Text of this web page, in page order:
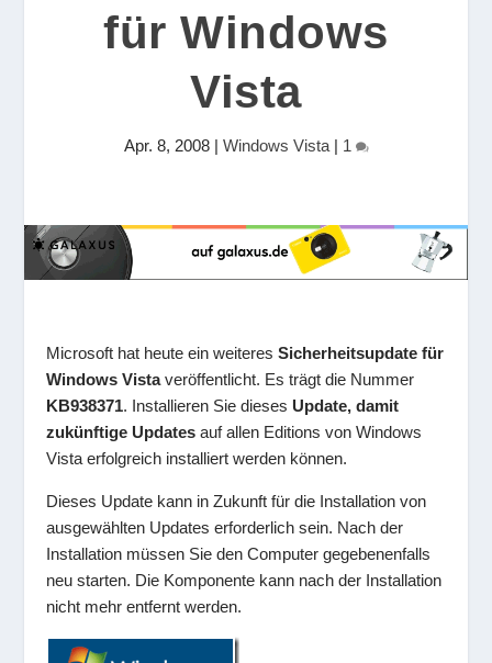
für Windows
Vista
Apr. 8, 2008| Windows Vista| 1
Microsoft hat heute ein weiteresSicherheitsupdate für
Windows Vistaveröffentlicht. Es trägt die Nummer
KB938371. Installieren Sie dieses Update, damit
zukünftige Updates auf allen Editions von Windows
Vista erfolgreich installiert werden können.
Dieses Update kann in Zukunft für die Installation von
ausgewählten Updates erforderlich sein. Nach der
Installation müssen Sie den Computer gegebenenfalls
neu starten. Die Komponente kann nach der Installation
nicht mehr entfernt werden.